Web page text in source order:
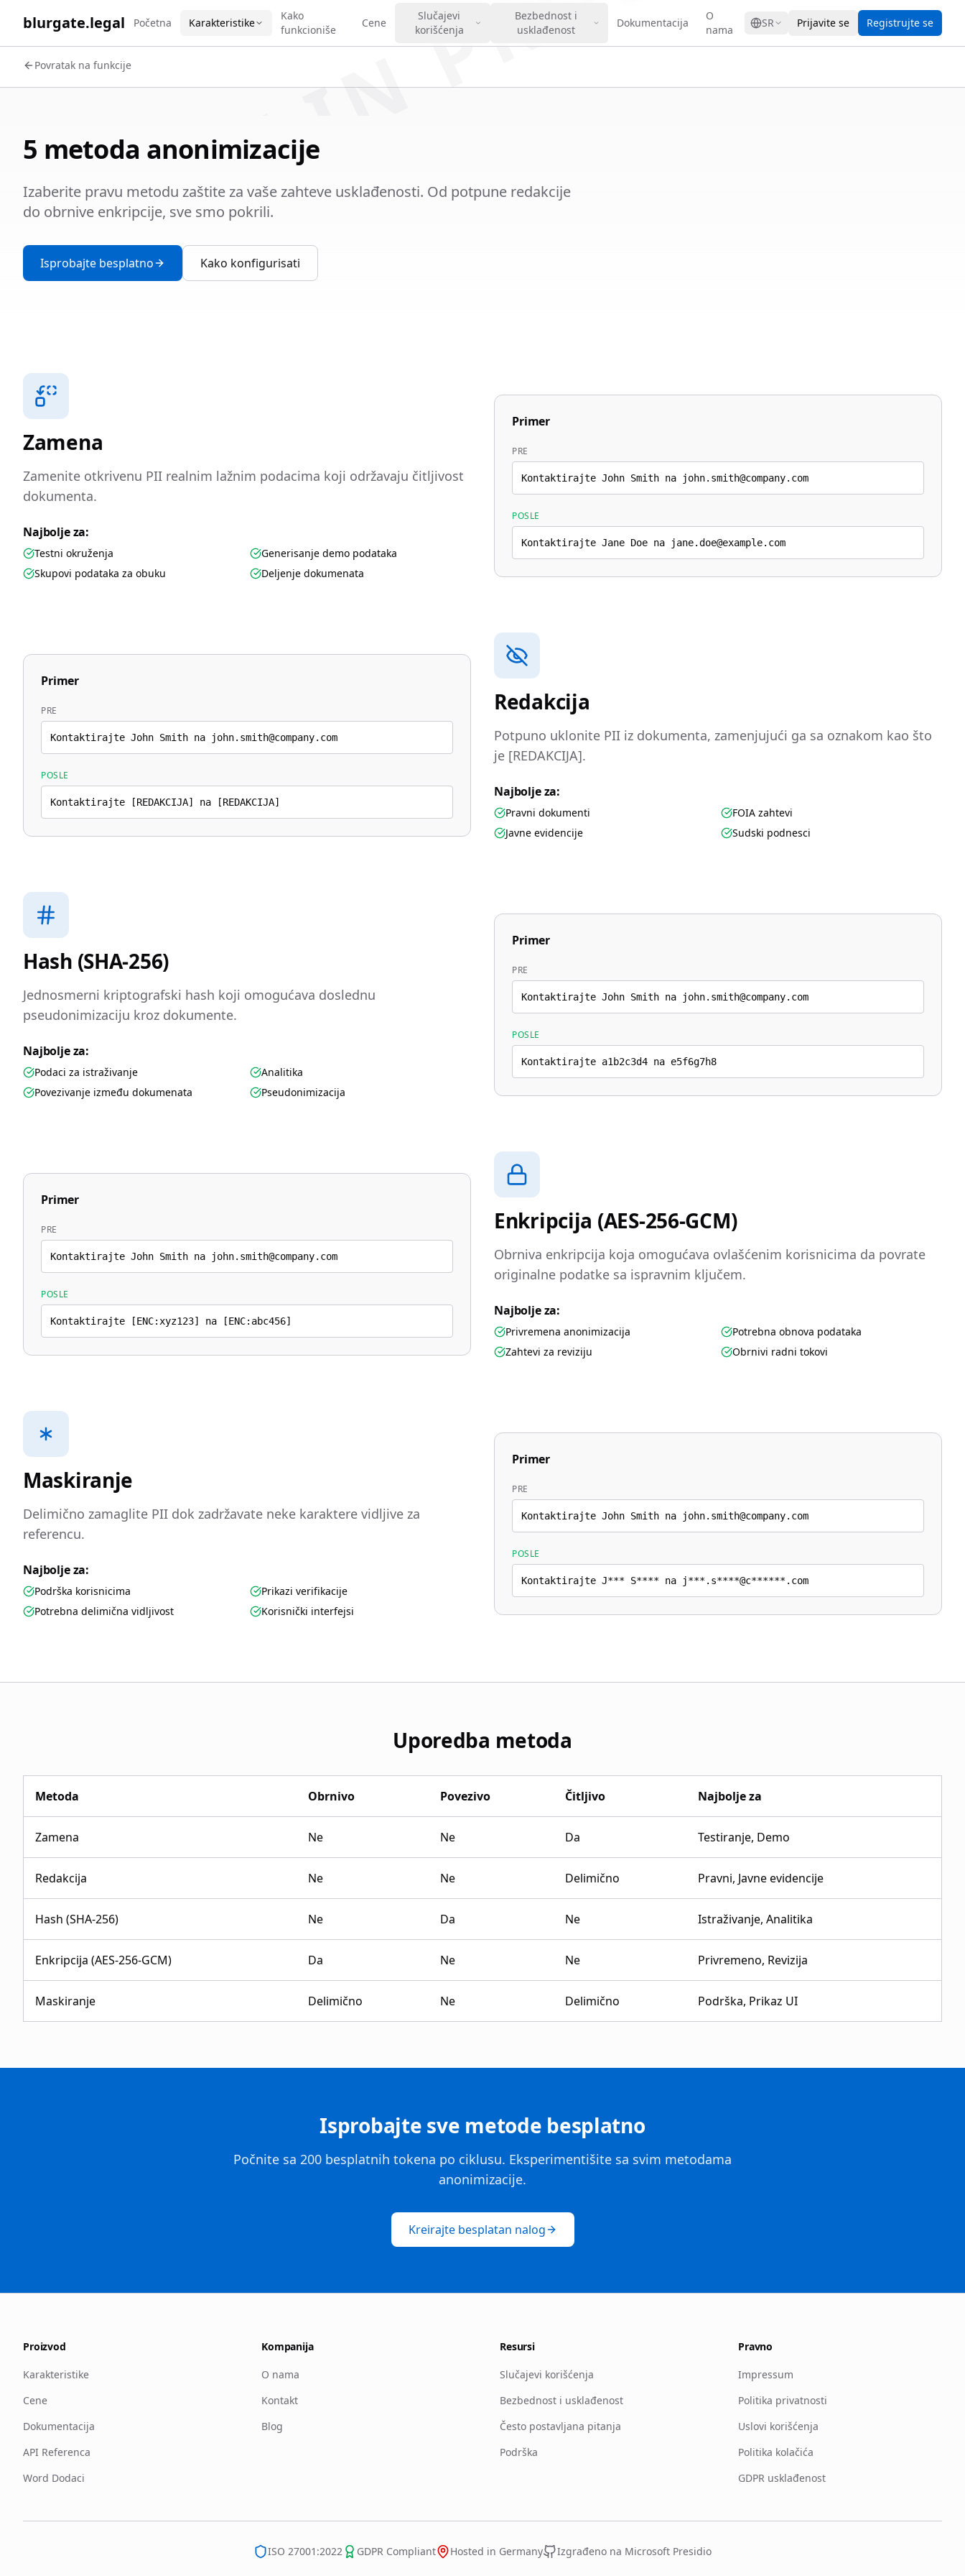
blurgate.legal Početna Karakteristike
Kako
funkcioniše
Cene
Slučajevi
korišćenja
Bezbednost i
usklađenost
Dokumentacija
O
nama
SR Prijavite se Registrujte se
Povratak na funkcije
5 metoda anonimizacije
Izaberite pravu metodu zaštite za vaše zahteve usklađenosti. Od potpune redakcije
do obrnive enkripcije, sve smo pokrili.
Isprobajte besplatno Kako konfigurisati
Zamena
Zamenite otkrivenu PII realnim lažnim podacima koji održavaju čitljivost
dokumenta.
Najbolje za:
Testni okruženja
Generisanje demo podataka
Skupovi podataka za obuku
Deljenje dokumenata
Primer
PRE
Kontaktirajte John Smith na john.smith@company.com
POSLE
Kontaktirajte Jane Doe na jane.doe@example.com
Redakcija
Potpuno uklonite PII iz dokumenta, zamenjujući ga sa oznakom kao što
je [REDAKCIJA].
Najbolje za:
Pravni dokumenti
FOIA zahtevi
Javne evidencije
Sudski podnesci
Primer
PRE
Kontaktirajte John Smith na john.smith@company.com
POSLE
Kontaktirajte [REDAKCIJA] na [REDAKCIJA]
Hash (SHA-256)
Jednosmerni kriptografski hash koji omogućava doslednu
pseudonimizaciju kroz dokumente.
Najbolje za:
Podaci za istraživanje
Analitika
Povezivanje između dokumenata
Pseudonimizacija
Primer
PRE
Kontaktirajte John Smith na john.smith@company.com
POSLE
Kontaktirajte a1b2c3d4 na e5f6g7h8
Enkripcija (AES-256-GCM)
Obrniva enkripcija koja omogućava ovlašćenim korisnicima da povrate
originalne podatke sa ispravnim ključem.
Najbolje za:
Privremena anonimizacija
Potrebna obnova podataka
Zahtevi za reviziju
Obrnivi radni tokovi
Primer
PRE
Kontaktirajte John Smith na john.smith@company.com
POSLE
Kontaktirajte [ENC:xyz123] na [ENC:abc456]
Maskiranje
Delimično zamaglite PII dok zadržavate neke karaktere vidljive za
referencu.
Najbolje za:
Podrška korisnicima
Prikazi verifikacije
Potrebna delimična vidljivost
Korisnički interfejsi
Primer
PRE
Kontaktirajte John Smith na john.smith@company.com
POSLE
Kontaktirajte J*** S**** na j***.s****@c******.com
Uporedba metoda
Metoda Obrnivo Povezivo Čitljivo Najbolje za
Zamena Ne Ne Da Testiranje, Demo
Redakcija Ne Ne Delimično Pravni, Javne evidencije
Hash (SHA-256) Ne Da Ne Istraživanje, Analitika
Enkripcija (AES-256-GCM) Da Ne Ne Privremeno, Revizija
Maskiranje Delimično Ne Delimično Podrška, Prikaz UI
Isprobajte sve metode besplatno
Počnite sa 200 besplatnih tokena po ciklusu. Eksperimentišite sa svim metodama
anonimizacije.
Kreirajte besplatan nalog
Proizvod
Karakteristike
Cene
Dokumentacija
API Referenca
Word Dodaci
Kompanija
O nama
Kontakt
Blog
Resursi
Slučajevi korišćenja
Bezbednost i usklađenost
Često postavljana pitanja
Podrška
Pravno
Impressum
Politika privatnosti
Uslovi korišćenja
Politika kolačića
GDPR usklađenost
ISO 27001:2022 GDPR Compliant Hosted in Germany Izgrađeno na Microsoft Presidio